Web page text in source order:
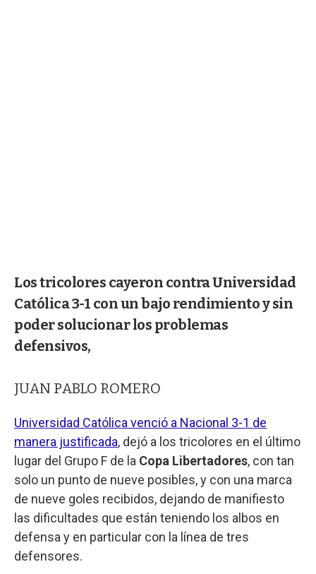
Los tricolores cayeron contra Universidad
Católica 3-1 con un bajo rendimiento y sin
poder solucionar los problemas
defensivos,
JUAN PABLO ROMERO
Universidad Católica venció a Nacional 3-1 de
manera justificada, dejó a los tricolores en el último
lugar del Grupo F de la Copa Libertadores, con tan
solo un punto de nueve posibles, y con una marca
de nueve goles recibidos, dejando de manifiesto
las dificultades que están teniendo los albos en
defensa y en particular con la línea de tres
defensores.